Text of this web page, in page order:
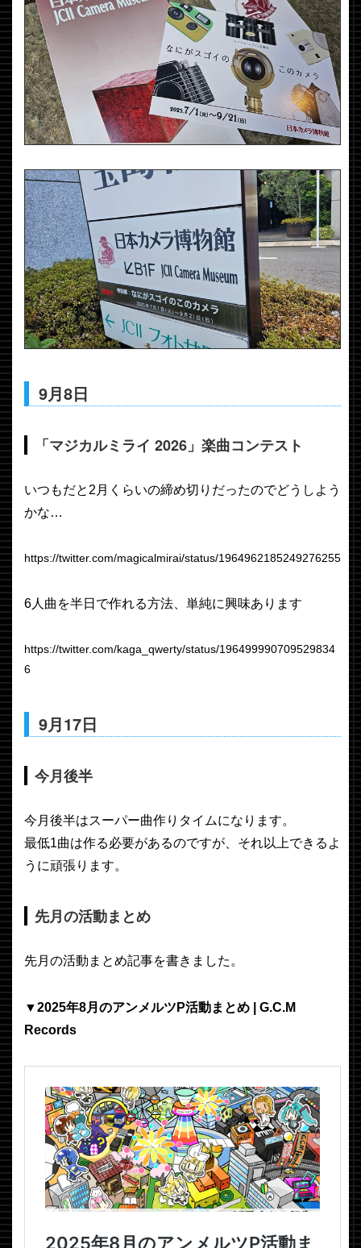
9月8日
「マジカルミライ 2026」楽曲コンテスト
いつもだと2月くらいの締め切りだったのでどうしよう
かな…
https://twitter.com/magicalmirai/status/1964962185249276255
6人曲を半日で作れる方法、単純に興味あります
https://twitter.com/kaga_qwerty/status/196499990709529834
6
9月17日
今月後半
今月後半はスーパー曲作りタイムになります。
最低1曲は作る必要があるのですが、それ以上できるよ
うに頑張ります。
先月の活動まとめ
先月の活動まとめ記事を書きました。
▼2025年8月のアンメルツP活動まとめ | G.C.M
Records